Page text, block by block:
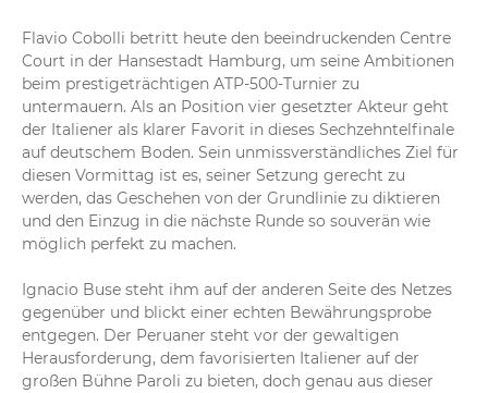
Flavio Cobolli betritt heute den beeindruckenden Centre
Court in der Hansestadt Hamburg, um seine Ambitionen
beim prestigeträchtigen ATP-500-Turnier zu
untermauern. Als an Position vier gesetzter Akteur geht
der Italiener als klarer Favorit in dieses Sechzehntelfinale
auf deutschem Boden. Sein unmissverständliches Ziel für
diesen Vormittag ist es, seiner Setzung gerecht zu
werden, das Geschehen von der Grundlinie zu diktieren
und den Einzug in die nächste Runde so souverän wie
möglich perfekt zu machen.
Ignacio Buse steht ihm auf der anderen Seite des Netzes
gegenüber und blickt einer echten Bewährungsprobe
entgegen. Der Peruaner steht vor der gewaltigen
Herausforderung, dem favorisierten Italiener auf der
großen Bühne Paroli zu bieten, doch genau aus dieser